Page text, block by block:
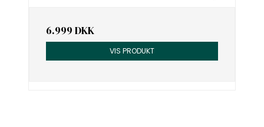
6.999 DKK
VIS PRODUKT